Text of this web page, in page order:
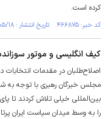
کرده است.
کد خبر: ۴۶۶۸۷۵ تاریخ انتشار : ۱۳۹۶/۰۵/۱۸
کیف انگلیسی و موتور
اصلاح‌طلبان در مقدمات
مجلس خبرگان رهبری با توجه به
بین‌المللی خیلی تلاش کردند تا
را به وسط میدان سیاست ایران